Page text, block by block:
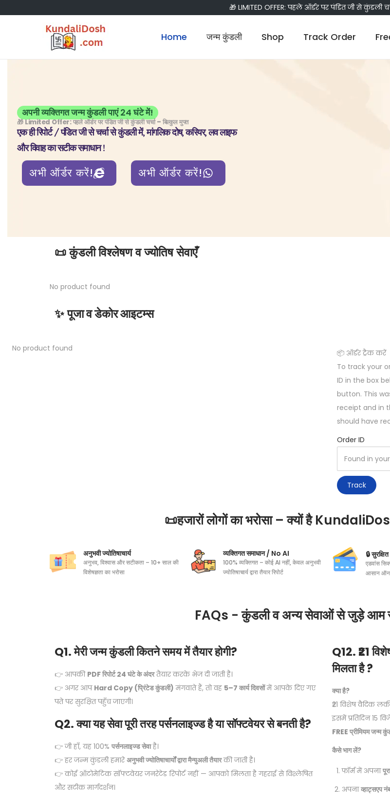
🎁 LIMITED OFFER: पहले ऑर्डर पर पंडित जी से कुंडली
Home जन्म कुंडली Shop Track Order
अपनी व्यक्तिगत जन्म कुंडली पाएं 24 घंटे में!
🎁 Limited Offer: पहले ऑर्डर पर पंडित जी से कुंडली चर्चा – बिल्कुल मुफ्त
एक ही रिपोर्ट / पंडित जी से चर्चा से कुंडली में, मांगलिक दोष, करियर, लव लाइफ
और विवाह का सटीक समाधान !
अभी ऑर्डर करें! अभी ऑर्डर करें!
📜 कुंडली विश्लेषण व ज्योतिष सेवाएँ
No product found
✨पूजा व डेकोर आइटम्स
No product found
📦 ऑर्डर ट्रैक करें
To track your
ID in the box
button. This
receipt and in
should have
Order ID
Track
📜हजारों लोगों का भरोसा – क्यों है
अनुभवी ज्योतिषाचार्य
अनुभव, विश्वास और सटीकता – 10+ साल की
विशेषज्ञता का भरोसा
व्यक्तिगत समाधान / No AI
100% व्यक्तिगत – कोई AI नहीं, केवल अनुभवी
ज्योतिषाचार्य द्वारा तैयार रिपोर्ट
🔒
एडवांस
आसान
FAQs - कुंडली व अन्य सेवाओं से जुड़े आम
Q1. मेरी जन्म कुंडली कितने समय में तैयार होगी?
👉 आपकी PDF रिपोर्ट 24 घंटे के अंदरतैयार करके भेज दी जाती है।
👉 अगर आप Hard Copy (प्रिंटेड कुंडली) मंगवाते हैं, तो वह 5–7 कार्य दिवसोंमें आपके दिए गए
पते पर सुरक्षित पहुँच जाएगी।
Q2. क्या यह सेवा पूरी तरह पर्सनलाइज्ड है या सॉफ्टवेयर से बनती है?
👉 जी हाँ, यह 100% पर्सनलाइज्ड सेवाहै।
👉 हर जन्म कुंडली हमारेअनुभवी ज्योतिषाचार्यों द्वारा मैन्युअली तैयारकी जाती है।
👉 कोई ऑटोमेटिक सॉफ्टवेयर जनरेटेड रिपोर्ट नहीं — आपको मिलता है गहराई से विश्लेषित
और सटीक मार्गदर्शन।
Q12. ₹21
मिलता है ?
क्या है?
₹21 विशेष वैदिक
इसमें प्रतिदिन 15
FREE प्रीमियम जन्म
कैसे भाग लें?
फॉर्म में अपना
अपनाव्हाट्सएप